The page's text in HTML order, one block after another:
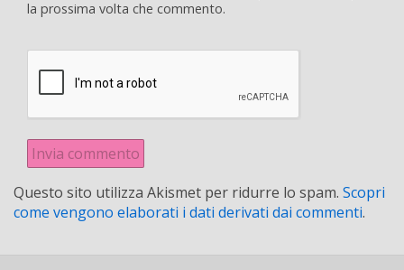
la prossima volta che commento.
Questo sito utilizza Akismet per ridurre lo spam. Scopri
come vengono elaborati i dati derivati dai commenti.